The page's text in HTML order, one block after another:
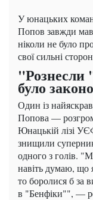
У юнацьких
Попов завжди мав
ніколи не було
свої сильні
було
Один із
Попова —
Юнацькій лізі
знищили
одного з голів.
навіть думаю,
то боролися б за
в "Бенфіки"", —